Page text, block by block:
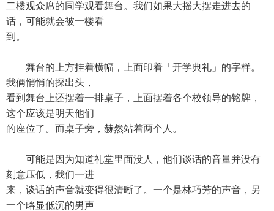
二楼观众席的同学观看舞台。我们如果大摇大摆走进去的
话，可能就会被一楼看
到。
舞台的上方挂着横幅，上面印着「开学典礼」的字样。
我俩悄悄的探出头，
看到舞台上还摆着一排桌子，上面摆着各个校领导的铭牌，
这个应该是明天他们
的座位了。而桌子旁，赫然站着两个人。
可能是因为知道礼堂里面没人，他们谈话的音量并没有
刻意压低，我们一进
来，谈话的声音就变得很清晰了。一个是林巧芳的声音，另
一个略显低沉的男声